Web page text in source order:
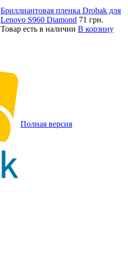
Бриллиантовая пленка Drobak для
Lenovo S960 Diamond 71 грн.
Товар есть в наличии В корзину
Полная версия